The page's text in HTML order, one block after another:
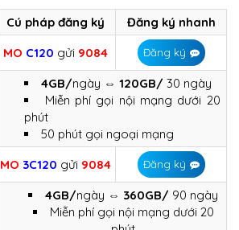
Cú pháp đăng ký Đăng ký nhanh
MO C120 gửi 9084 Đăng ký
4GB/ngày ⇔ 120GB/ 30 ngày
Miễn phí gọi nội mạng dưới 20
phút
50 phút gọi ngoại mạng
MO 3C120 gửi 9084 Đăng ký
4GB/ngày ⇔ 360GB/ 90 ngày
Miễn phí gọi nội mạng dưới 20